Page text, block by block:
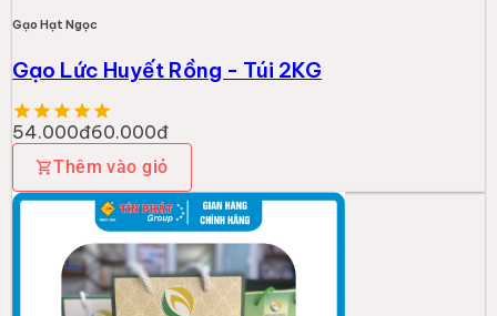
Gạo Hạt Ngọc
Gạo Lức Huyết Rồng - Túi 2KG
54.000đ60.000đ
Thêm vào giỏ